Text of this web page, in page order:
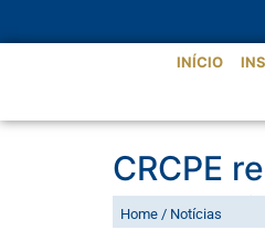
INÍCIO
CRCPE
celebra
Home / Notícias